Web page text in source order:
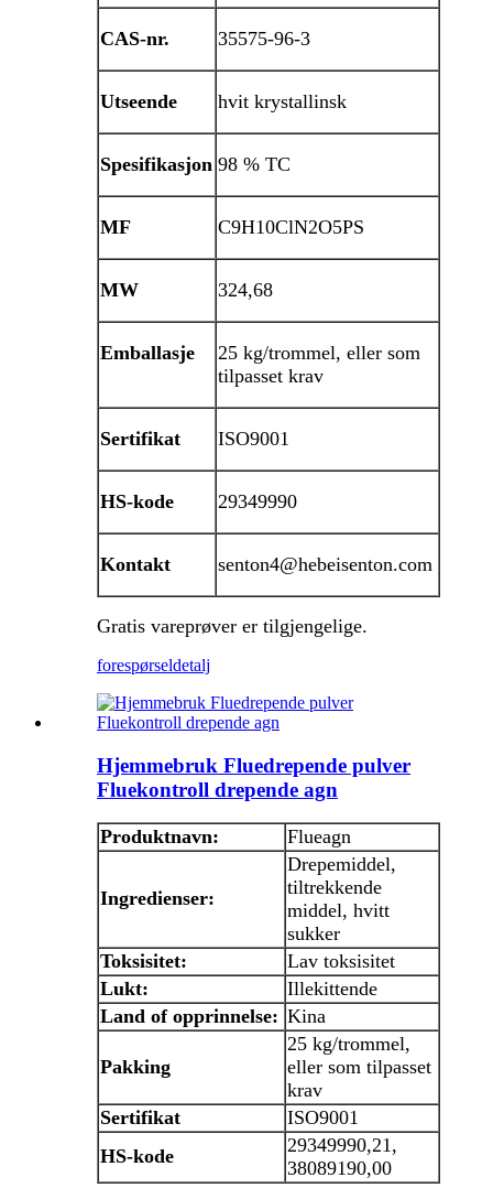
CAS-nr. 35575-96-3
Utseende hvit krystallinsk
Spesifikasjon 98 % TC
MF C9H10ClN2O5PS
MW 324,68
Emballasje
25 kg/trommel, eller som
tilpasset krav
Sertifikat ISO9001
HS-kode 29349990
Kontakt senton4@hebeisenton.com
Gratis vareprøver er tilgjengelige.
forespørseldetalj
Hjemmebruk Fluedrepende pulver
Fluekontroll drepende agn
Produktnavn: Flueagn
Ingredienser:
Drepemiddel,
tiltrekkende
middel, hvitt
sukker
Toksisitet:
Lav toksisitet
Lukt:
Illekittende
Land of opprinnelse: Kina
Pakking
25 kg/trommel,
eller som tilpasset
krav
Sertifikat
ISO9001
HS-kode
29349990,21,
38089190,00